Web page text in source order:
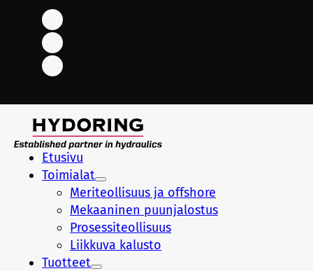
Etusivu
Toimialat
Meriteollisuus ja offshore
Mekaaninen puunjalostus
Prosessiteollisuus
Liikkuva kalusto
Tuotteet